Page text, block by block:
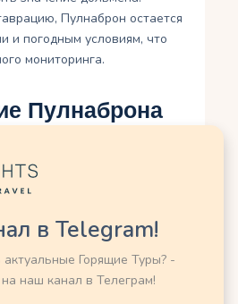
Пулнаброн остается
и погодным условиям, что
мониторинга.
Пулнаброна
привлекающая около 200
доступность — он
в 100 метрах от дороги R480
экскурсий, так и
есть автостоянка,
в Telegram!
Горящие Туры? -
наш канал в Телеграм!